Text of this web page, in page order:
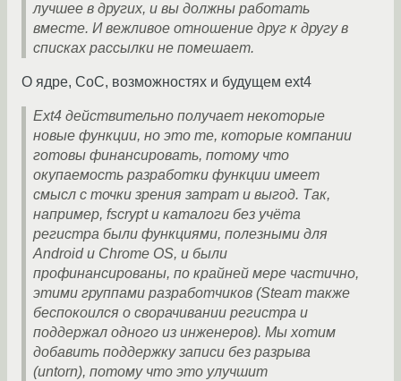
лучшее в других, и вы должны работать
вместе. И вежливое отношение друг к другу в
списках рассылки не помешает.
О ядре, CoC, возможностях и будущем ext4
Ext4 действительно получает некоторые
новые функции, но это те, которые компании
готовы финансировать, потому что
окупаемость разработки функции имеет
смысл с точки зрения затрат и выгод. Так,
например, fscrypt и каталоги без учёта
регистра были функциями, полезными для
Android и Chrome OS, и были
профинансированы, по крайней мере частично,
этими группами разработчиков (Steam также
беспокоился о сворачивании регистра и
поддержал одного из инженеров). Мы хотим
добавить поддержку записи без разрыва
(untorn), потому что это улучшит